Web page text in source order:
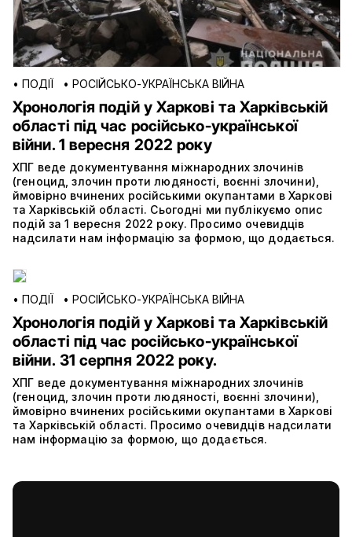
• ПОДІЇ • РОСІЙСЬКО-УКРАЇНСЬКА ВІЙНА
Хронологія подій у Харкові та Харківській
області під час російсько-української
війни. 1 вересня 2022 року
ХПГ веде документування міжнародних злочинів
(геноцид, злочин проти людяності, воєнні злочини),
ймовірно вчинених російськими окупантами в Харкові
та Харківській області. Сьогодні ми публікуємо опис
подій за 1 вересня 2022 року. Просимо очевидців
надсилати нам інформацію за формою, що додається.
• ПОДІЇ • РОСІЙСЬКО-УКРАЇНСЬКА ВІЙНА
Хронологія подій у Харкові та Харківській
області під час російсько-української
війни. 31 серпня 2022 року.
ХПГ веде документування міжнародних злочинів
(геноцид, злочин проти людяності, воєнні злочини),
ймовірно вчинених російськими окупантами в Харкові
та Харківській області. Просимо очевидців надсилати
нам інформацію за формою, що додається.